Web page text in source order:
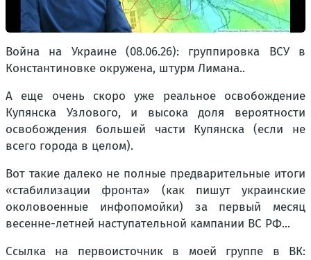
Война на Украине (08.06.26): группировка ВСУ в
Константиновке окружена, штурм Лимана..
А еще очень скоро уже реальное освобождение
Купянска Узлового, и высока доля вероятности
освобождения большей части Купянска (если не
всего города в целом).
Вот такие далеко не полные предварительные итоги
«стабилизации фронта» (как пишут украинские
околовоенные инфопомойки) за первый месяц
весенне-летней наступательной кампании ВС РФ...
Ссылка на первоисточник в моей группе в ВК: